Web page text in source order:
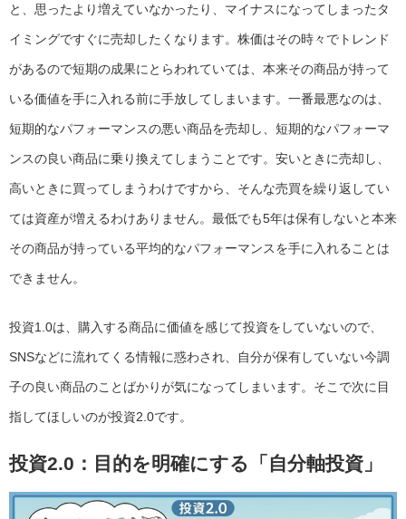
と、思ったより増えていなかったり、マイナスになってしまったタ
イミングですぐに売却したくなります。株価はその時々でトレンド
があるので短期の成果にとらわれていては、本来その商品が持って
いる価値を手に入れる前に手放してしまいます。一番最悪なのは、
短期的なパフォーマンスの悪い商品を売却し、短期的なパフォーマ
ンスの良い商品に乗り換えてしまうことです。安いときに売却し、
高いときに買ってしまうわけですから、そんな売買を繰り返してい
ては資産が増えるわけありません。最低でも5年は保有しないと本来
その商品が持っている平均的なパフォーマンスを手に入れることは
できません。
投資1.0は、購入する商品に価値を感じて投資をしていないので、
SNSなどに流れてくる情報に惑わされ、自分が保有していない今調
子の良い商品のことばかりが気になってしまいます。そこで次に目
指してほしいのが投資2.0です。
投資2.0 ：目的を明確にする「自分軸投資」